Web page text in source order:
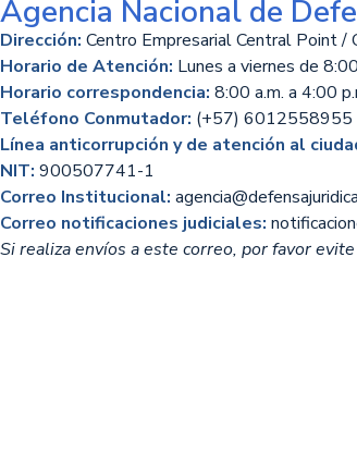
Agencia Nacional de
Dirección: Centro Empresarial Central Point
Horario de Atención: Lunes a viernes de
Horario correspondencia: 8:00 a.m. a 4:00
Teléfono Conmutador: (+57) 6012558955
Línea anticorrupción y de atención al
NIT: 900507741-1
Correo Institucional:
Correo notificaciones judiciales:
Si realiza envíos a este correo, por favor